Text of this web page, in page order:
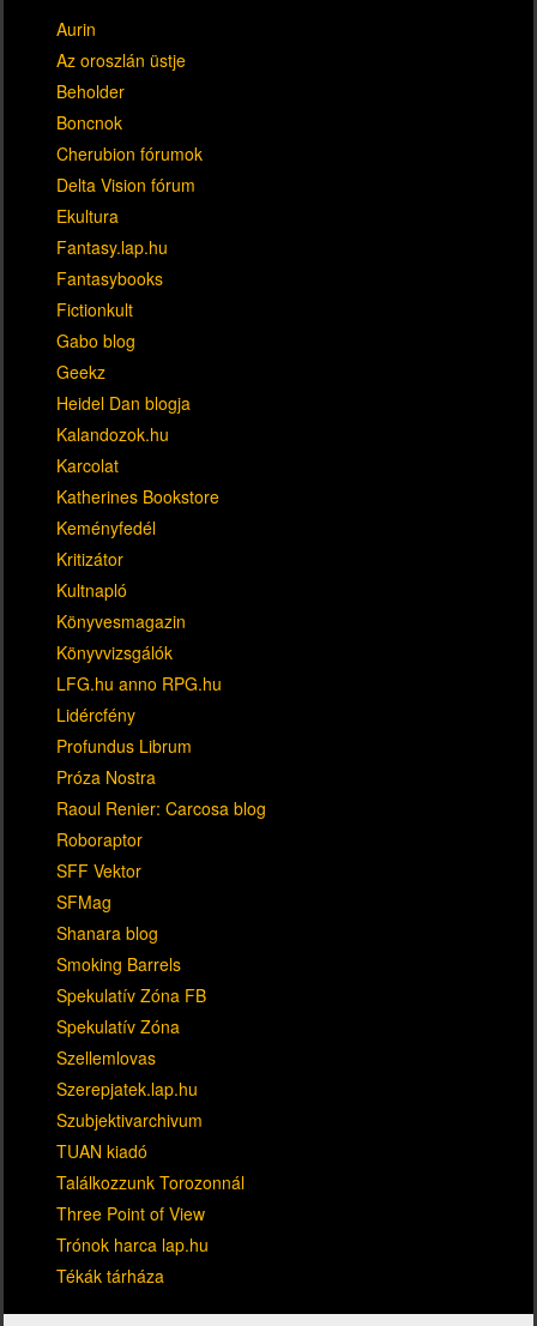
Aurin
Az oroszlán üstje
Beholder
Boncnok
Cherubion fórumok
Delta Vision fórum
Ekultura
Fantasy.lap.hu
Fantasybooks
Fictionkult
Gabo blog
Geekz
Heidel Dan blogja
Kalandozok.hu
Karcolat
Katherines Bookstore
Keményfedél
Kritizátor
Kultnapló
Könyvesmagazin
Könyvvizsgálók
LFG.hu anno RPG.hu
Lidércfény
Profundus Librum
Próza Nostra
Raoul Renier: Carcosa blog
Roboraptor
SFF Vektor
SFMag
Shanara blog
Smoking Barrels
Spekulatív Zóna FB
Spekulatív Zóna
Szellemlovas
Szerepjatek.lap.hu
Szubjektivarchivum
TUAN kiadó
Találkozzunk Torozonnál
Three Point of View
Trónok harca lap.hu
Tékák tárháza